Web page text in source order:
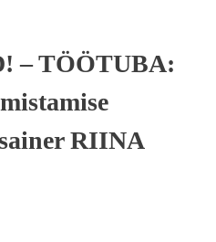
– TÖÖTUBA:
RIINA